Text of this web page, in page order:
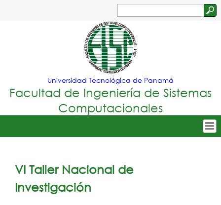
Jump to navigation
Formulario
de
búsqueda
Universidad Tecnológica de Panamá
Facultad de Ingeniería de Sistemas
Computacionales
Menu
Principal
Nuestra Facultad
Oferta Académica
VI Taller Nacional de
Investigación